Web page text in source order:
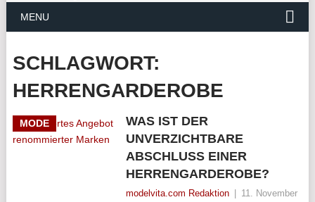
MENU
SCHLAGWORT:
HERRENGARDEROBE
MODE
WAS IST DER
UNVERZICHTBARE
ABSCHLUSS EINER
HERRENGARDEROBE?
modelvita.com Redaktion
11. November